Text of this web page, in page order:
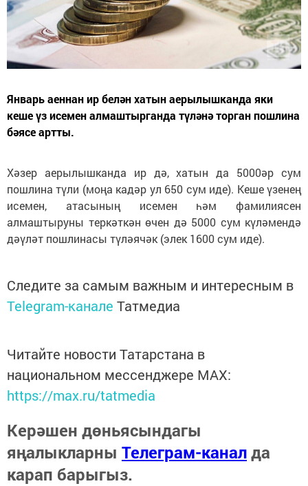
Январь аеннан ир белән хатын аерылышканда яки
кеше үз исемен алмаштырганда түләнә торган пошлина
бәясе артты.
Хәзер аерылышканда ир дә, хатын да 5000әр сум
пошлина түли (моңа кадәр ул 650 сум иде). Кеше үзенең
исемен, атасының исемен һәм фамилиясен
алмаштыруны теркәткән өчен дә 5000 сум күләмендә
дәүләт пошлинасы түләячәк (элек 1600 сум иде).
Следите за самым важным и интересным в
Telegram-канале Татмедиа
Читайте новости Татарстана в
национальном мессенджере MАХ:
https://max.ru/tatmedia
Керәшен дөньясындагы
яңалыкларны Телеграм-каналда
карап барыгыз.